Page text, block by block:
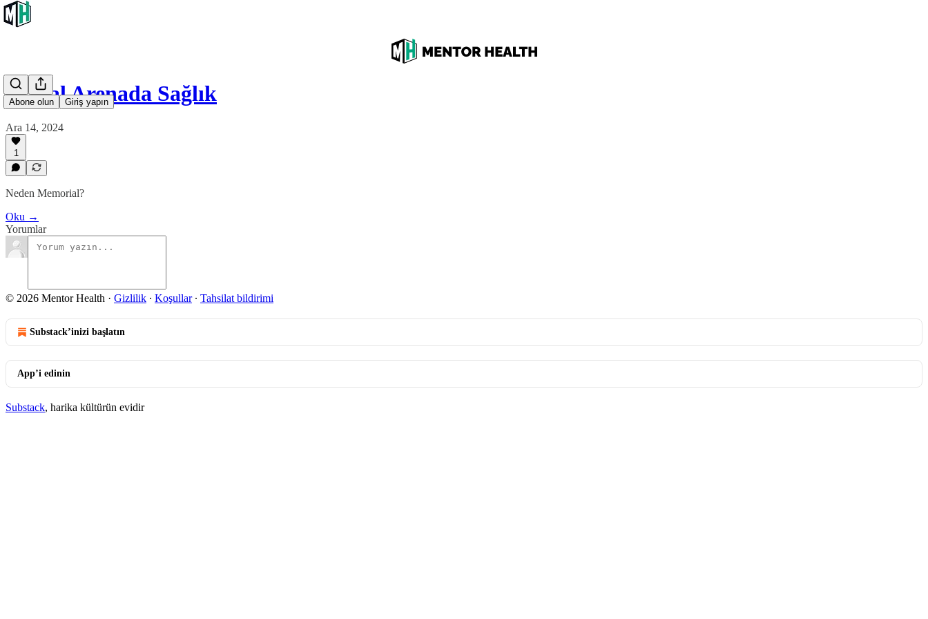
Abone olun Giriş yapın
Dijital Arenada Sağlık
Ara 14, 2024
1
Neden Memorial?
Oku →
Yorumlar
© 2026 Mentor Health · Gizlilik ∙ Koşullar∙ Tahsilat bildirimi
Substack’inizi başlatın
App’i edinin
Substack, harika kültürün evidir